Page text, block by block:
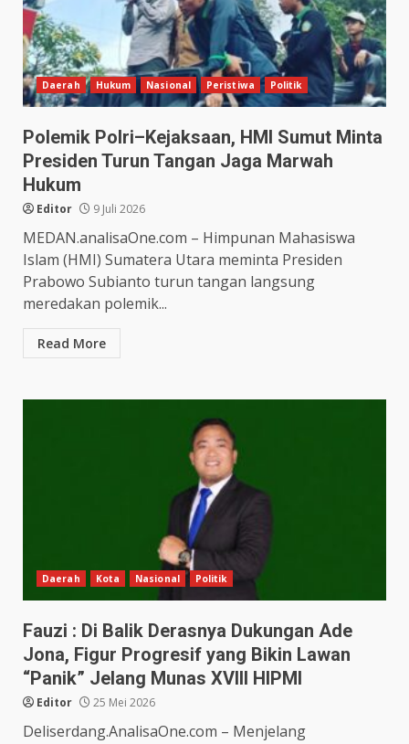
Daerah Hukum Nasional Peristiwa Politik
Polemik Polri–Kejaksaan, HMI Sumut Minta
Presiden Turun Tangan Jaga Marwah
Hukum
Editor 9 Juli 2026
MEDAN.analisaOne.com – Himpunan Mahasiswa
Islam (HMI) Sumatera Utara meminta Presiden
Prabowo Subianto turun tangan langsung
meredakan polemik...
Read More
Daerah Kota Nasional Politik
Fauzi : Di Balik Derasnya Dukungan Ade
Jona, Figur Progresif yang Bikin Lawan
“Panik” Jelang Munas XVIII HIPMI
Editor 25 Mei 2026
Deliserdang.AnalisaOne.com – Menjelang